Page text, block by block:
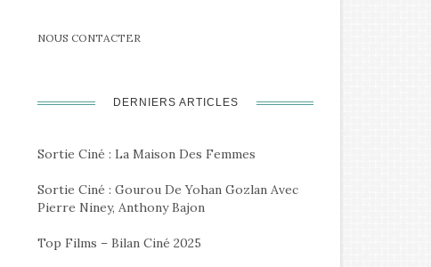
NOUS CONTACTER
DERNIERS ARTICLES
Sortie Ciné : La Maison Des Femmes
Sortie Ciné : Gourou De Yohan Gozlan Avec
Pierre Niney, Anthony Bajon
Top Films – Bilan Ciné 2025